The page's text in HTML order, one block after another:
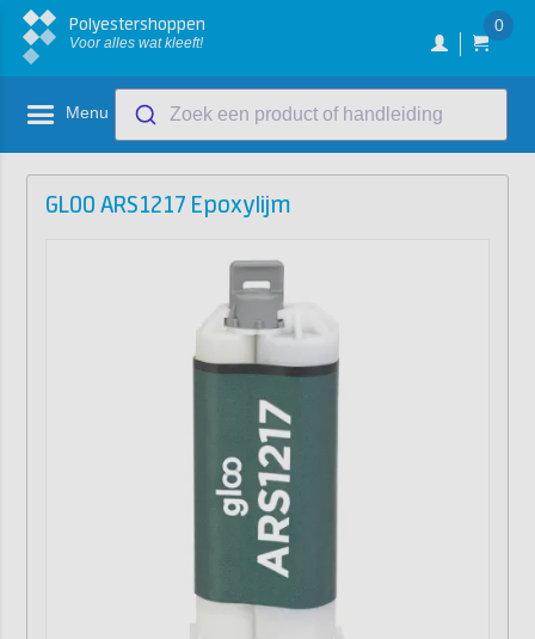
Polyestershoppen
Voor alles wat kleeft!
0
Menu Zoek een product of handleiding
GLOO ARS1217 Epoxylijm